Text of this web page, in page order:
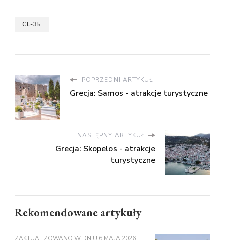
CL-35
POPRZEDNI ARTYKUŁ
Grecja: Samos - atrakcje turystyczne
NASTĘPNY ARTYKUŁ
Grecja: Skopelos - atrakcje
turystyczne
Rekomendowane artykuły